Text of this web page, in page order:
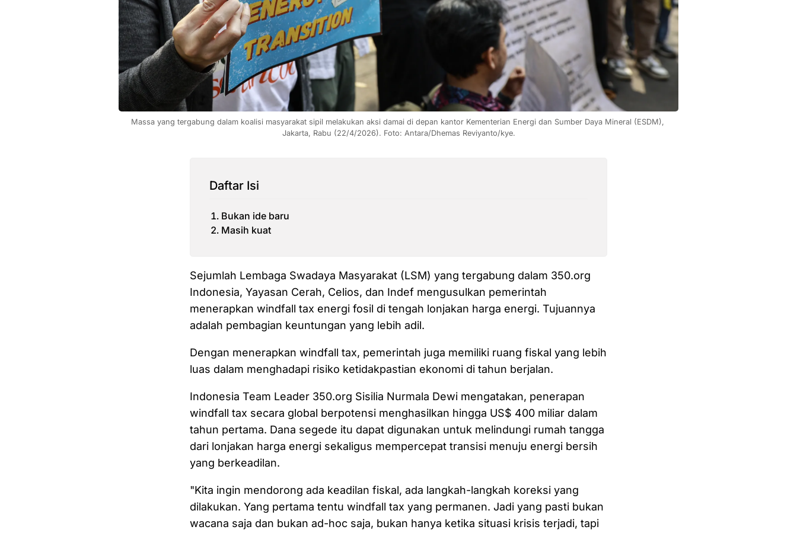
Massa yang tergabung dalam koalisi masyarakat sipil melakukan aksi damai di depan kantor Kementerian Energi dan Sumber Daya Mineral (ESDM),
Jakarta, Rabu (22/4/2026). Foto: Antara/Dhemas Reviyanto/kye.
Daftar Isi
Bukan ide baru
Masih kuat
Sejumlah Lembaga Swadaya Masyarakat (LSM) yang tergabung dalam 350.org
Indonesia, Yayasan Cerah, Celios, dan Indef mengusulkan pemerintah
menerapkan windfall tax energi fosil di tengah lonjakan harga energi. Tujuannya
adalah pembagian keuntungan yang lebih adil.
Dengan menerapkan windfall tax, pemerintah juga memiliki ruang fiskal yang lebih
luas dalam menghadapi risiko ketidakpastian ekonomi di tahun berjalan.
Indonesia Team Leader 350.org Sisilia Nurmala Dewi mengatakan, penerapan
windfall tax secara global berpotensi menghasilkan hingga US$ 400 miliar dalam
tahun pertama. Dana segede itu dapat digunakan untuk melindungi rumah tangga
dari lonjakan harga energi sekaligus mempercepat transisi menuju energi bersih
yang berkeadilan.
"Kita ingin mendorong ada keadilan fiskal, ada langkah-langkah koreksi yang
dilakukan. Yang pertama tentu windfall tax yang permanen. Jadi yang pasti bukan
wacana saja dan bukan ad-hoc saja, bukan hanya ketika situasi krisis terjadi, tapi